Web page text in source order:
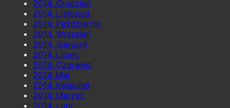
2014, Grudzień
2014, Listopad
2014, Październik
2014, Wrzesień
2014, Sierpień
2014, Lipiec
2014, Czerwiec
2014, Maj
2014, Kwiecień
2014, Marzec
2014, Luty